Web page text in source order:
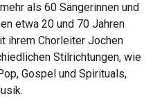
mehr als 60 Sängerinnen und
etwa 20 und 70 Jahren
ihrem Chorleiter Jochen
Stilrichtungen, wie
Gospel und Spirituals,